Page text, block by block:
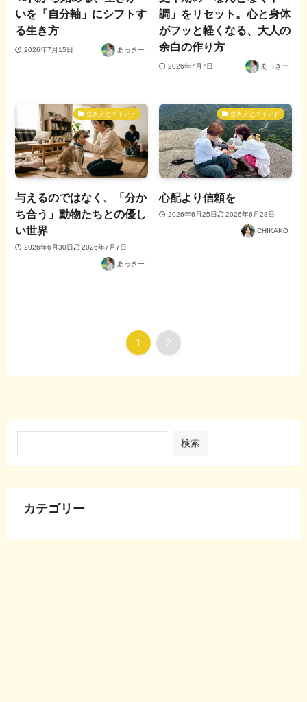
いを「自分軸」にシフトす
る生き方
2026年7月15日 あっきー
調」をリセット。心と身体
がフッと軽くなる、大人の
余白の作り方
2026年7月7日 あっきー
生き方とマインド
与えるのではなく、「分か
ち合う」動物たちとの優し
い世界
2026年6月30日 2026年7月7日
あっきー
生き方とマインド
心配より信頼を
2026年6月25日 2026年6月28日
CHIKAKO
1 2
検索
カテゴリー